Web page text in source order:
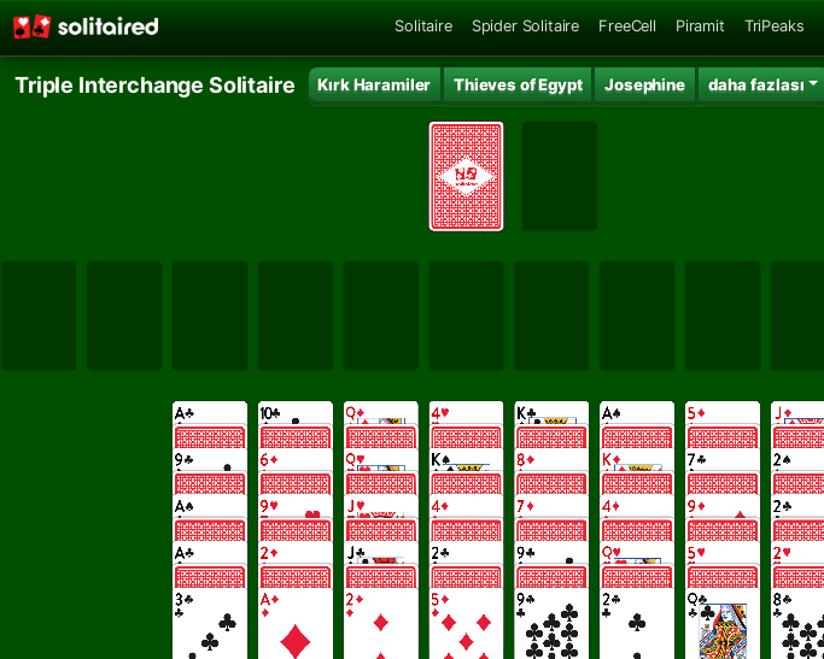
Solitaire Spider Solitaire FreeCell Piramit TriPeaks
Triple Interchange Solitaire Kırk Haramiler Thieves of Egypt Josephine daha fazlası